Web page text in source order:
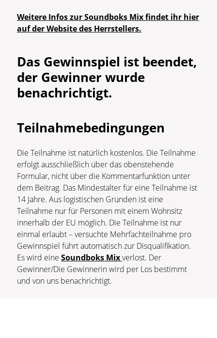
Weitere Infos zur Soundboks Mix findet ihr hier
auf der Website des Herrstellers.
Das Gewinnspiel ist beendet,
der Gewinner wurde
benachrichtigt.
Teilnahmebedingungen
Die Teilnahme ist natürlich kostenlos. Die Teilnahme
erfolgt ausschließlich über das obenstehende
Formular, nicht über die Kommentarfunktion unter
dem Beitrag. Das Mindestalter für eine Teilnahme ist
14 Jahre. Aus logistischen Gründen ist eine
Teilnahme nur für Personen mit einem Wohnsitz
innerhalb der EU möglich. Die Teilnahme ist nur
einmal erlaubt – versuchte Mehrfachteilnahme pro
Gewinnspiel führt automatisch zur Disqualifikation.
Es wird eine Soundboks Mixverlost. Der
Gewinner/Die Gewinnerin wird per Los bestimmt
und von uns benachrichtigt.